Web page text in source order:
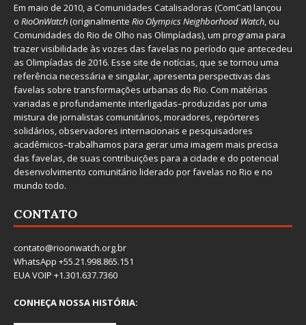
Em maio de 2010, a Comunidades Catalisadoras (ComCat) lançou
o RioOnWatch(originalmente Rio Olympics Neighborhood Watch , ou
Comunidades do Rio de Olho nas Olimpíadas), um programa para
trazer visibilidade às vozes das favelas no período que antecedeu
as Olimpíadas de 2016. Esse site de notícias, que se tornou uma
referência necessária e singular, apresenta perspectivas das
favelas sobre transformações urbanas do Rio. Com matérias
variadas e profundamente interligadas–produzidas por uma
mistura de jornalistas comunitários, moradores, repórteres
solidários, observadores internacionais e pesquisadores
acadêmicos–trabalhamos para gerar uma imagem mais precisa
das favelas, de suas contribuições para a cidade e do potencial
desenvolvimento comunitário liderado por favelas no Rio e no
mundo todo.
CONTATO
contato@rioonwatch.org.br
WhatsApp +55.21.998.865.151
EUA VOIP +1.301.637.7360
CONHEÇA NOSSA HISTÓRIA: